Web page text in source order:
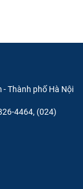
- Thành phố Hà Nội
4464, (024)